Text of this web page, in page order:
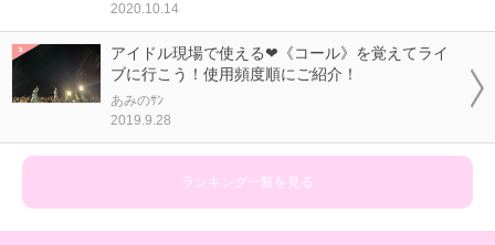
2020.10.14
アイドル現場で使える❤《コール》を覚えてライ
ブに行こう！使用頻度順にご紹介！
あみのｻﾝ
2019.9.28
ランキング一覧を見る